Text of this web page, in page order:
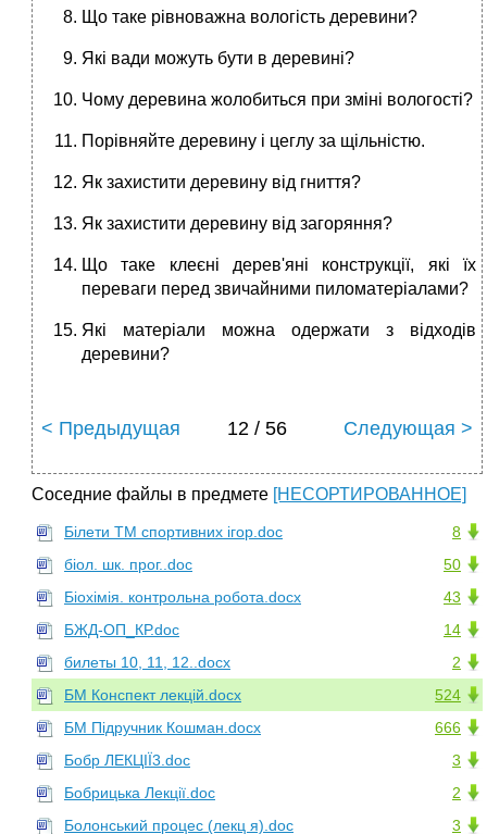
Що таке рівноважна вологість деревини?
Які вади можуть бути в деревині?
Чому деревина жолобиться при зміні вологості?
Порівняйте деревину і цеглу за щільністю.
Як захистити деревину від гниття?
Як захистити деревину від загоряння?
Що таке клеєні дерев'яні конструкції, які їх
переваги перед звичайними пиломатеріалами?
Які матеріали можна одержати з відходів
деревини?
< Предыдущая 12 / 56 Следующая >
Соседние файлы в предмете [НЕСОРТИРОВАННОЕ]
8
Білети ТМ спортивних ігор.doc
50
біол. шк. прог..doc
43
Біохімія. контрольна робота.docx
14
БЖД-ОП_КР.doc
2
билеты 10, 11, 12..docx
524
БМ Конспект лекцій.docx
666
БМ Підручник Кошман.docx
3
Бобр ЛЕКЦІЇ3.doc
2
Бобрицька Лекції.doc
3
Болонський процес (лекц я).doc